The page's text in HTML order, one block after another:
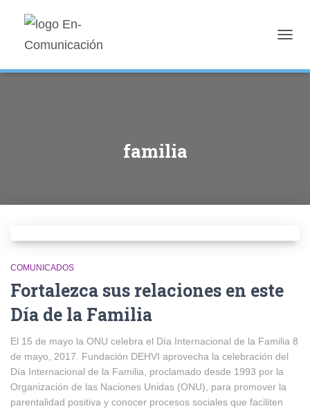
familia
COMUNICADOS
Fortalezca sus relaciones en este
Día de la Familia
El 15 de mayo la ONU celebra el Día Internacional de la Familia 8
de mayo, 2017. Fundación DEHVI aprovecha la celebración del
Día Internacional de la Familia, proclamado desde 1993 por la
Organización de las Naciones Unidas (ONU), para promover la
parentalidad positiva y conocer procesos sociales que faciliten